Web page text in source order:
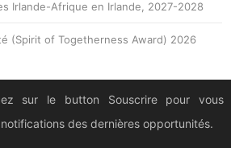
Irlande-Afrique en Irlande, 2027-2028
(Spirit of Togetherness Award) 2026
sur le button Souscrire pour vous
des dernières opportunités.